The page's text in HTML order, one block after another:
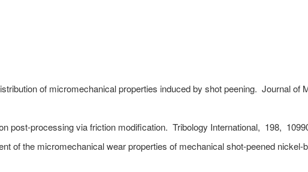
of micromechanical properties induced by shot peening. Journal of
post-processing via friction modification. Tribology International, 198,
of the micromechanical wear properties of mechanical shot-peened nickel-